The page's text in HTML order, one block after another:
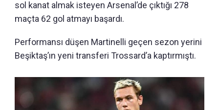
sol kanat almak isteyen Arsenal’de çıktığı 278
maçta 62 gol atmayı başardı.
Performansı düşen Martinelli geçen sezon yerini
Beşiktaş’ın yeni transferi Trossard’a kaptırmıştı.